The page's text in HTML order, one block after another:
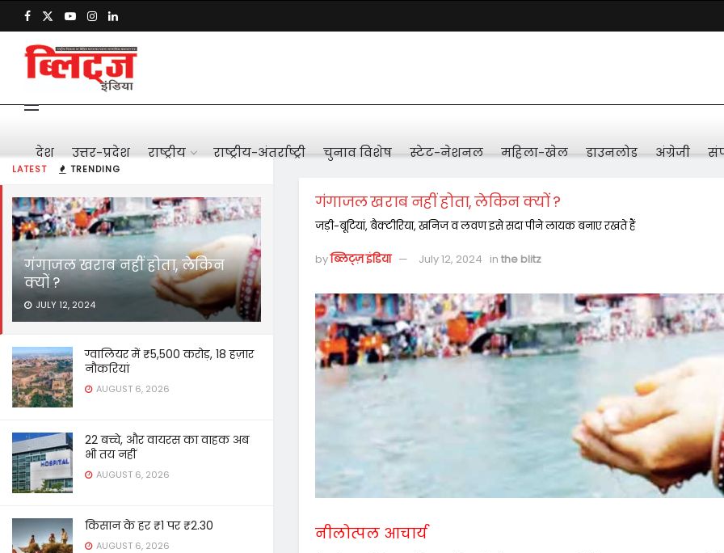
LATEST TRENDING
गंगाजल खराब नहीं होता, लेकिन
क्यों ?
JULY 12, 2024
ग्वालियर में ₹5,500 करोड़, 18 हज़ार
नौकरियां
AUGUST 6, 2026
22 बच्चे, और वायरस का वाहक अब
भी तय नहीं
AUGUST 6, 2026
किसान के हर ₹1 पर ₹2.30
AUGUST 6, 2026
देश उत्तर-प्रदेश राष्ट्रीय राष्ट्रीय-अंतर्राष्ट्री चुनाव विशेष स्टेट-नेशनल महिला-खेल डाउनलोड अंग्रेजी
गंगाजल खराब नहीं होता, लेकिन क्यों ?
जड़ी-बूटियां, बैक्टीरिया, खनिज व लवण इसे सदा पीने लायक बनाए रखते हैं
byब्लिट्ज़ इंडिया July 12, 2024 in the blitz
नीलोत्पल आचार्य